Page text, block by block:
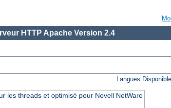
HTTP Apache Version 2.4
Langues
les threads et optimisé pour Novell NetWare